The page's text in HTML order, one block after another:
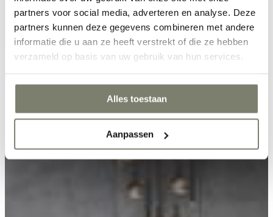
partners voor social media, adverteren en analyse. Deze
partners kunnen deze gegevens combineren met andere
informatie die u aan ze heeft verstrekt of die ze hebben
verzameld op basis van uw gebruik van hun services.
Alles toestaan
Aanpassen